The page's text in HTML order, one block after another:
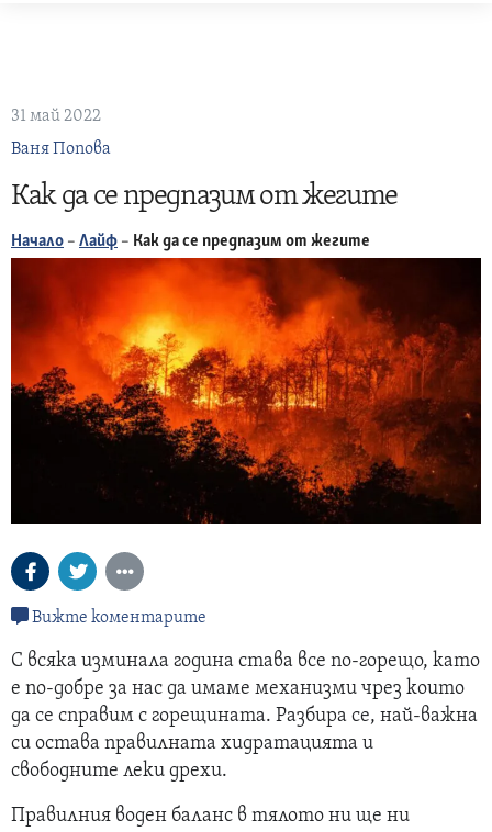
31 май 2022
Ваня Попова
Как да се предпазим от жегите
Начало – Лайф – Как да се предпазим от жегите
Вижте коментарите
С всяка изминала година става все по-горещо, като
е по-добре за нас да имаме механизми чрез които
да се справим с горещината. Разбира се, най-важна
си остава правилната хидратацията и
свободните леки дрехи.
Правилния воден баланс в тялото ни ще ни